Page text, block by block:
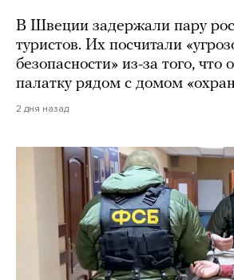
В Швеции задержали пару
туристов. Их посчитали
безопасности» из-за того, что
палатку рядом с домом
2 дня назад